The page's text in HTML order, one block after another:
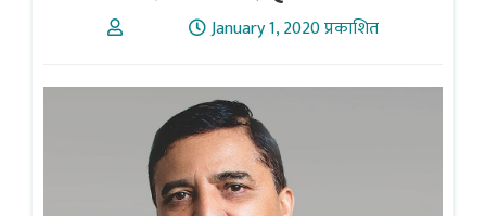
January 1, 2020 प्रकाशित